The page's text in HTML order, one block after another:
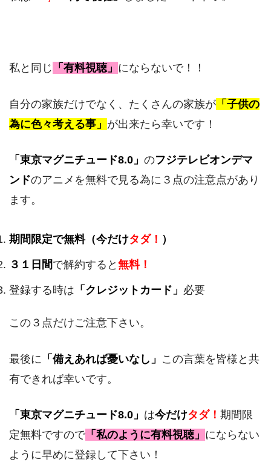
私と同じ 「有料視聴」 にならないで！！
自分の家族だけでなく、たくさんの家族が 「子供の
為に色々考える事」 が出来たら幸いです！
「東京マグニチュード8.0」 のフジテレビオンデマ
ンドのアニメを無料で見る為に３点の注意点があり
ます。
期間限定で無料（今だけタダ！ ）
３１日間で解約すると 無料！
登録する時は 「クレジットカード」 必要
この３点だけご注意下さい。
最後に 「備えあれば憂いなし」 この言葉を皆様と共
有できれば幸いです。
「東京マグニチュード8.0」 は今だけタダ！ 期間限
定無料ですので 「私のように有料視聴」 にならない
ように早めに登録して下さい！